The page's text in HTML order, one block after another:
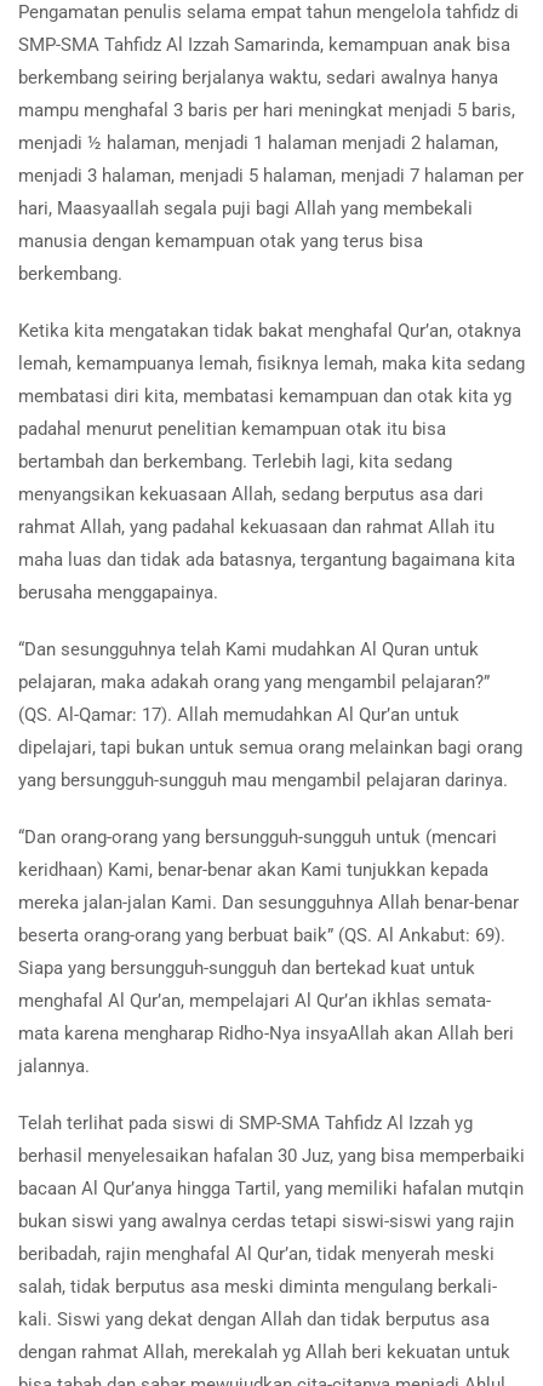
Pengamatan penulis selama empat tahun mengelola tahfidz di
SMP-SMA Tahfidz Al Izzah Samarinda, kemampuan anak bisa
berkembang seiring berjalanya waktu, sedari awalnya hanya
mampu menghafal 3 baris per hari meningkat menjadi 5 baris,
menjadi ½ halaman, menjadi 1 halaman menjadi 2 halaman,
menjadi 3 halaman, menjadi 5 halaman, menjadi 7 halaman per
hari, Maasyaallah segala puji bagi Allah yang membekali
manusia dengan kemampuan otak yang terus bisa
berkembang.
Ketika kita mengatakan tidak bakat menghafal Qur’an, otaknya
lemah, kemampuanya lemah, fisiknya lemah, maka kita sedang
membatasi diri kita, membatasi kemampuan dan otak kita yg
padahal menurut penelitian kemampuan otak itu bisa
bertambah dan berkembang. Terlebih lagi, kita sedang
menyangsikan kekuasaan Allah, sedang berputus asa dari
rahmat Allah, yang padahal kekuasaan dan rahmat Allah itu
maha luas dan tidak ada batasnya, tergantung bagaimana kita
berusaha menggapainya.
“Dan sesungguhnya telah Kami mudahkan Al Quran untuk
pelajaran, maka adakah orang yang mengambil pelajaran?”
(QS. Al-Qamar: 17). Allah memudahkan Al Qur’an untuk
dipelajari, tapi bukan untuk semua orang melainkan bagi orang
yang bersungguh-sungguh mau mengambil pelajaran darinya.
“Dan orang-orang yang bersungguh-sungguh untuk (mencari
keridhaan) Kami, benar-benar akan Kami tunjukkan kepada
mereka jalan-jalan Kami. Dan sesungguhnya Allah benar-benar
beserta orang-orang yang berbuat baik” (QS. Al Ankabut: 69).
Siapa yang bersungguh-sungguh dan bertekad kuat untuk
menghafal Al Qur’an, mempelajari Al Qur’an ikhlas semata-
mata karena mengharap Ridho-Nya insyaAllah akan Allah beri
jalannya.
Telah terlihat pada siswi di SMP-SMA Tahfidz Al Izzah yg
berhasil menyelesaikan hafalan 30 Juz, yang bisa memperbaiki
bacaan Al Qur’anya hingga Tartil, yang memiliki hafalan mutqin
bukan siswi yang awalnya cerdas tetapi siswi-siswi yang rajin
beribadah, rajin menghafal Al Qur’an, tidak menyerah meski
salah, tidak berputus asa meski diminta mengulang berkali-
kali. Siswi yang dekat dengan Allah dan tidak berputus asa
dengan rahmat Allah, merekalah yg Allah beri kekuatan untuk